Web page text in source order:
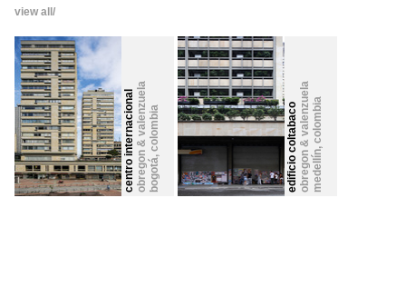
view all
centro internacionalobregon & valenzuelabogotá
,
colombia edificio coltabacoobregon & valenzuelamedellín
,
colombia